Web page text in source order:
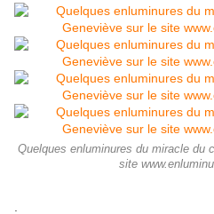
Quelques enluminures du miracle du
site